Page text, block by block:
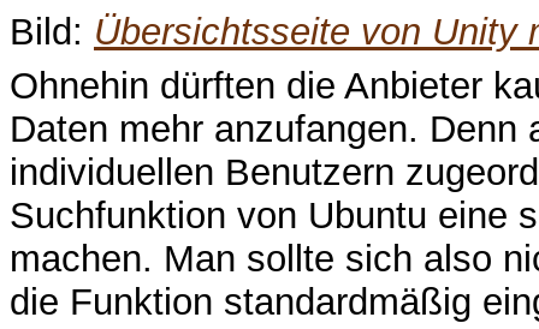
Bild: Übersichtsseite von Unity
Ohnehin dürften die Anbieter
Daten mehr anzufangen.
individuellen Benutzern
Suchfunktion von Ubuntu eine
machen. Man sollte sich also
die Funktion standardmäßig